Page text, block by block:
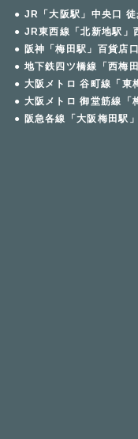
● JR「大阪駅」中央口
● JR東西線「北新地駅」
● 阪神「梅田駅」百貨店
● 地下鉄四ツ橋線「西梅
● 大阪メトロ 谷町線「東
● 大阪メトロ 御堂筋線「
● 阪急各線「大阪梅田駅